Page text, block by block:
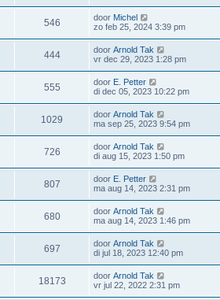
546 door Michel
zo feb 25, 2024 3:39 pm
444 door Arnold Tak
vr dec 29, 2023 1:28 pm
555 door E. Petter
di dec 05, 2023 10:22 pm
1029 door Arnold Tak
ma sep 25, 2023 9:54 pm
726 door Arnold Tak
di aug 15, 2023 1:50 pm
807 door E. Petter
ma aug 14, 2023 2:31 pm
680 door Arnold Tak
ma aug 14, 2023 1:46 pm
697 door Arnold Tak
di jul 18, 2023 12:40 pm
18173 door Arnold Tak
vr jul 22, 2022 2:31 pm